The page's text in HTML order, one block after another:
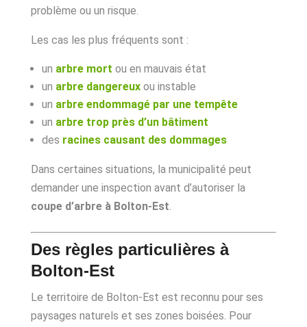
problème ou un risque.
Les cas les plus fréquents sont :
un arbre mort ou en mauvais état
un arbre dangereuxou instable
un arbre endommagé par une tempête
un arbre trop près d’un bâtiment
des racines causant des dommages
Dans certaines situations, la municipalité peut
demander une inspection avant d’autoriser la
coupe d’arbre à Bolton-Est.
Des règles particulières à
Bolton-Est
Le territoire de Bolton-Est est reconnu pour ses
paysages naturels et ses zones boisées. Pour